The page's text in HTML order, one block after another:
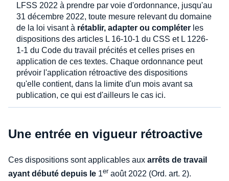
LFSS 2022 à prendre par voie d'ordonnance, jusqu'au
31 décembre 2022, toute mesure relevant du domaine
de la loi visant à rétablir, adapter ou compléter les
dispositions des articles L 16-10-1 du CSS et L 1226-
1-1 du Code du travail précités et celles prises en
application de ces textes. Chaque ordonnance peut
prévoir l'application rétroactive des dispositions
qu'elle contient, dans la limite d'un mois avant sa
publication, ce qui est d'ailleurs le cas ici.
Une entrée en vigueur rétroactive
Ces dispositions sont applicables aux arrêts de travail
ayant débuté depuis le 1er août 2022 (Ord. art. 2).